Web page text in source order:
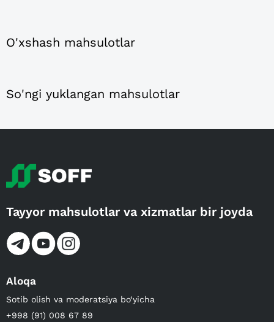
O'xshash mahsulotlar
So'ngi yuklangan mahsulotlar
Tayyor mahsulotlar va xizmatlar bir joyda
Aloqa
Sotib olish va moderatsiya bo‘yicha
+998 (91) 008 67 89